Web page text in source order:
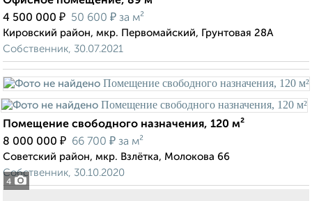
4 500 000 ₽ 50 600 ₽ за м²
Кировский район, мкр. Первомайский, Грунтовая 28А
Собственник, 30.07.2021
4
Помещение свободного назначения, 120 м²
8 000 000 ₽ 66 700 ₽ за м²
Советский район, мкр. Взлётка, Молокова 66
Собственник, 30.10.2020